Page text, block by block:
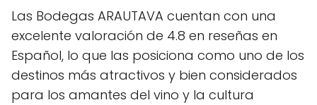
Las Bodegas ARAUTAVA cuentan con una
excelente valoración de 4.8 en reseñas en
Español, lo que las posiciona como uno de los
destinos más atractivos y bien considerados
para los amantes del vino y la cultura